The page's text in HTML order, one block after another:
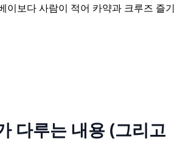
이보다 사람이 적어 카약과 크루즈 즐기
다루는 내용 (그리고